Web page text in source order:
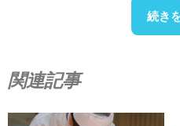
が、成長は鈍化しており、
一方、フランチャイズチェ
って、着実に市場シェアを
は、両者の主な違いを示して
続き
関連記事